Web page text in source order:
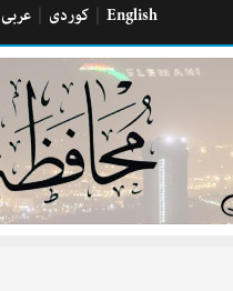
كوردی عربی English